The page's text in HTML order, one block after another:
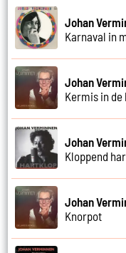
Johan
Karnaval in
Johan
Kermis in de
Johan
Kloppend
Johan
Knorpot